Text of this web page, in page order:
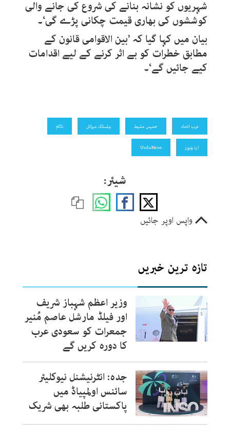
شہریوں کو نشانہ بنانے کی شروع کی جانے والی
کوششوں کی بھاری قیمت چکانی پڑے گی‘۔
بیان میں کہا گیا کہ ’بین الاقوامی قانون کے
مطابق خطرات کو بے اثر کرنے کے لیے اقدامات
کیے جائیں گے‘۔
عرب اتحاد خمیس مشیط بیلسٹک میزائل ناکام
اردونیوز UrduNews
شیئر:
واپس اوپر جائیں
تازہ ترین خبریں
وزیر اعظم شہباز شریف
اور فیلڈ مارشل عاصم مُنیر
جمعرات کو سعودی عرب
کا دورہ کریں گے
جدہ: انٹرنیشنل نیوکلیئر
سائنس اولمپیاڈ میں
پاکستانی طلبہ بھی شریک